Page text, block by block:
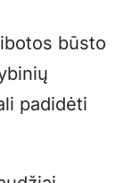
būsto
padidėti